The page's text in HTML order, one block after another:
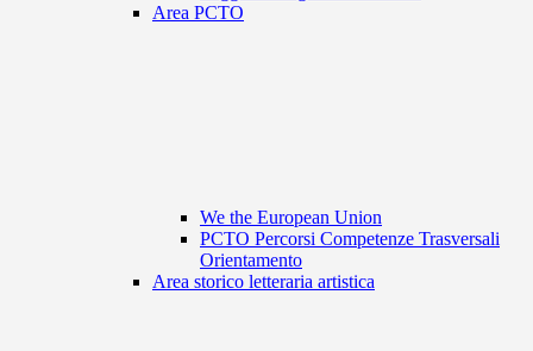
Area PCTO
We the European Union
PCTO Percorsi Competenze Trasversali
Orientamento
Area storico letteraria artistica